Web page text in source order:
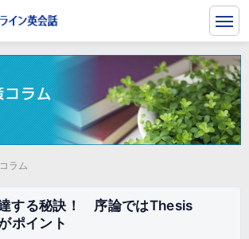
ラム
する秘訣！ 序論ではThesis
イント